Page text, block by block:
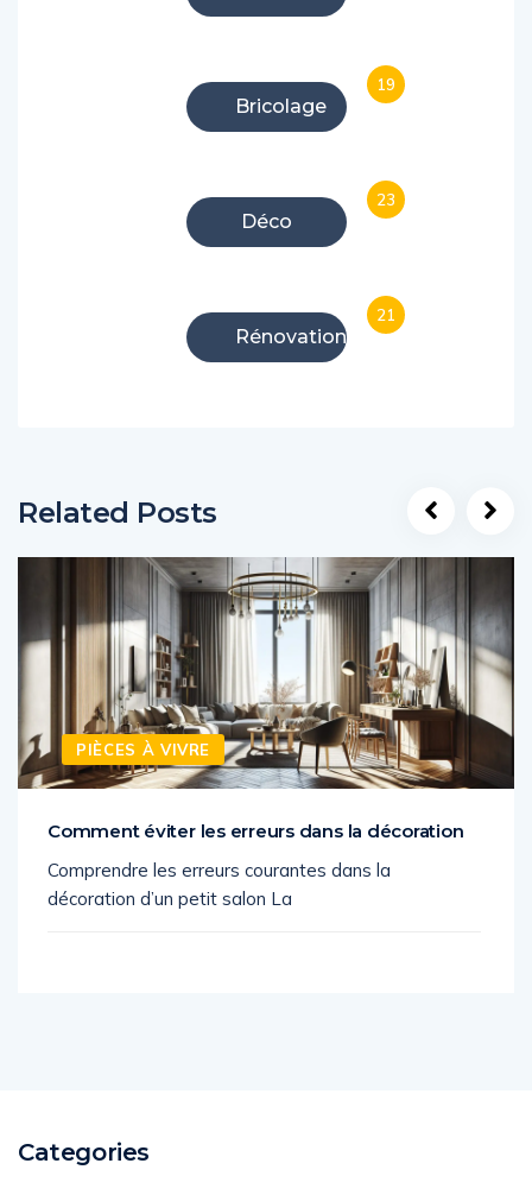
Bricolage
19
Déco
23
Rénovation
21
Related Posts
PIÈCES À VIVRE
Comment éviter les erreurs dans la décoration
Comprendre les erreurs courantes dans la
décoration d’un petit salon La
Categories